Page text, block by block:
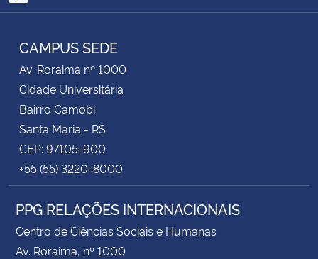
RSS
CAMPUS SEDE
Av. Roraima nº 1000
Cidade Universitária
Bairro Camobi
Santa Maria - RS
CEP: 97105-900
+55 (55) 3220-8000
PPG RELAÇÕES INTERNACIONAIS
Centro de Ciências Sociais e Humanas
Av. Roraima, nº 1000